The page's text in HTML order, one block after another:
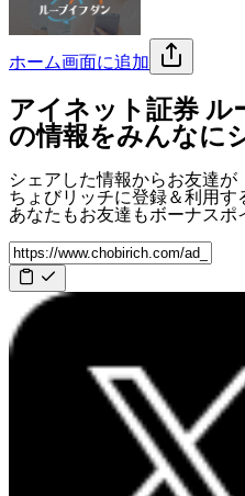
ホーム画面に追加
アイネット証券 ル
の情報をみんなに
シェアした情報からお友達が
ちょびリッチに登録＆利用す
あなたもお友達もボーナスポ